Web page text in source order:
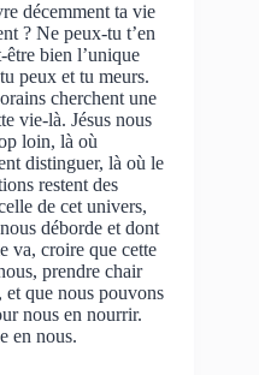
décemment ta vie
? Ne peux-tu t’en
être bien l’unique
peux et tu meurs.
cherchent une
vie-là. Jésus nous
loin, là où
distinguer, là où le
restent des
de cet univers,
déborde et dont
va, croire que cette
prendre chair
et que nous pouvons
nous en nourrir.
en nous.